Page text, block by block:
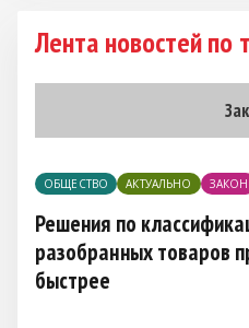
Лента новостей по
ОБЩЕСТВО АКТУАЛЬНО ЗАКОН
Решения по
разобранных товаров
быстрее